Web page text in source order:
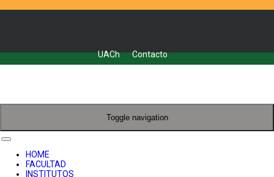
UACh Contacto
Toggle navigation
HOME
FACULTAD
INSTITUTOS